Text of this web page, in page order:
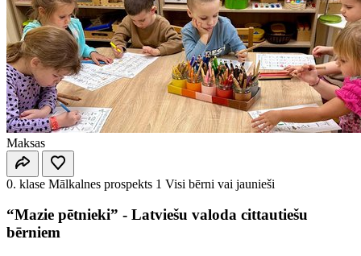
Maksas
0. klase Mālkalnes prospekts 1 Visi bērni vai jaunieši
“Mazie pētnieki” - Latviešu valoda cittautiešu
bērniem